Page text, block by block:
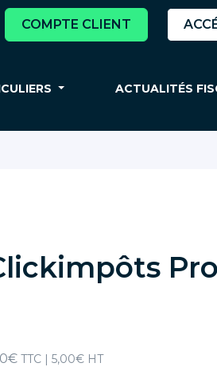
COMPTE CLIENT
ACTUALITÉS
€ TTC | 5,00€HT